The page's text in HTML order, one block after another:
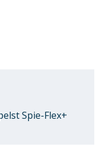
Spie-Flex+